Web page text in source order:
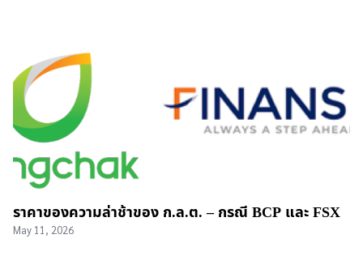
ราคาของความล่าช้าของ ก.ล.ต. – กรณี BCP และ FSX
May 11, 2026